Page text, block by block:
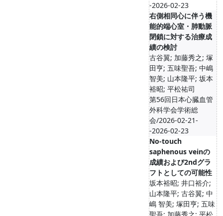
-2026-02-23
右側相同心に伴う機
能的端心室・肺動脈
閉鎖に対する治療成
績の検討
古谷翼; 加藤秀之; 塚
田亨; 五味聖吾; 中嶋
智美; 山本隆平; 坂本
裕昭; 平松祐司
第56回日本心臓血管
外科学会学術総
会/2026-02-21-
-2026-02-23
No-touch
saphenous veinの
成績および2ndグラ
フトとしての可能性
坂本裕昭; 井口裕介;
山本隆平; 古谷翼; 中
嶋 智美; 塚田亨; 五味